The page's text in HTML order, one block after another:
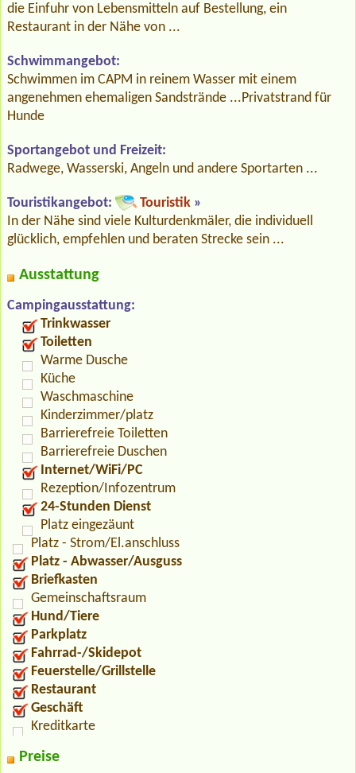
die Einfuhr von Lebensmitteln auf Bestellung, ein
Restaurant in der Nähe von ...
Schwimmangebot:
Schwimmen im CAPM in reinem Wasser mit einem
angenehmen ehemaligen Sandstrände ...Privatstrand für
Hunde
Sportangebot und Freizeit:
Radwege, Wasserski, Angeln und andere Sportarten ...
Touristikangebot: Touristik »
In der Nähe sind viele Kulturdenkmäler, die individuell
glücklich, empfehlen und beraten Strecke sein ...
Ausstattung
Campingausstattung:
Trinkwasser
Toiletten
Warme Dusche
Küche
Waschmaschine
Kinderzimmer/platz
Barrierefreie Toiletten
Barrierefreie Duschen
Internet/WiFi/PC
Rezeption/Infozentrum
24-Stunden Dienst
Platz eingezäunt
Platz - Strom/El.anschluss
Platz - Abwasser/Ausguss
Briefkasten
Gemeinschaftsraum
Hund/Tiere
Parkplatz
Fahrrad-/Skidepot
Feuerstelle/Grillstelle
Restaurant
Geschäft
Kreditkarte
Preise